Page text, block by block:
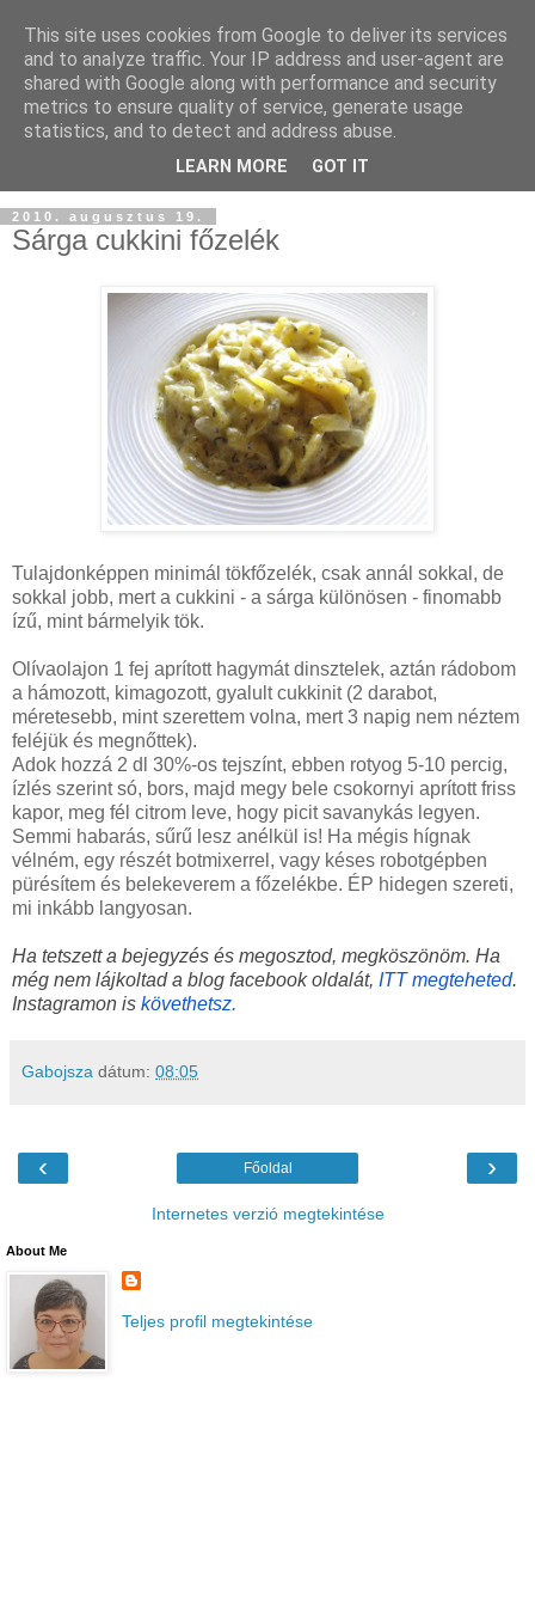
2010. augusztus 19.
Sárga cukkini főzelék
Tulajdonképpen minimál tökfőzelék, csak annál sokkal, de
sokkal jobb, mert a cukkini - a sárga különösen - finomabb
ízű, mint bármelyik tök.
Olívaolajon 1 fej aprított hagymát dinsztelek, aztán rádobom
a hámozott, kimagozott, gyalult cukkinit (2 darabot,
méretesebb, mint szerettem volna, mert 3 napig nem néztem
feléjük és megnőttek).
Adok hozzá 2 dl 30%-os tejszínt, ebben rotyog 5-10 percig,
ízlés szerint só, bors, majd megy bele csokornyi aprított friss
kapor, meg fél citrom leve, hogy picit savanykás legyen.
Semmi habarás, sűrű lesz anélkül is! Ha mégis hígnak
vélném, egy részét botmixerrel, vagy késes robotgépben
pürésítem és belekeverem a főzelékbe. ÉP hidegen szereti,
mi inkább langyosan.
Ha tetszett a bejegyzés és megosztod, megköszönöm. Ha
még nem lájkoltad a blog facebook oldalát, ITT megteheted.
Instagramon is követhetsz.
Gabojsza dátum: 08:05
‹ ›
Főoldal
Internetes verzió megtekintése
About Me
Teljes profil megtekintése
This site uses cookies from Google to deliver its services
and to analyze traffic. Your IP address and user-agent are
shared with Google along with performance and security
metrics to ensure quality of service, generate usage
statistics, and to detect and address abuse.
LEARN MORE GOT IT